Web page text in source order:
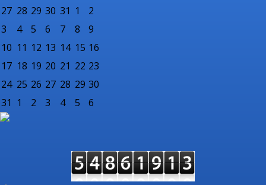
27 28 29 30 31 1
2
3
4 5 6 7 8
9
10 11 12 13 14 15 16
17 18 19 20 21 22 23
24 25 26 27 28 29 30
31 1 2 3 4 5 6